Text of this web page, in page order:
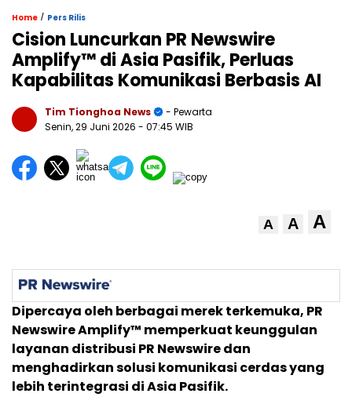
Home / Pers Rilis
Cision Luncurkan PR Newswire
Amplify™ di Asia Pasifik, Perluas
Kapabilitas Komunikasi Berbasis AI
Tim Tionghoa News
- Pewarta
Senin, 29 Juni 2026 - 07:45 WIB
A A A
Dipercaya oleh berbagai merek terkemuka, PR
Newswire Amplify™ memperkuat keunggulan
layanan distribusi PR Newswire dan
menghadirkan solusi komunikasi cerdas yang
lebih terintegrasi di Asia Pasifik.